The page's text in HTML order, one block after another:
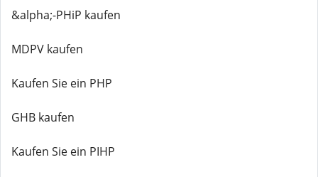
&alpha;-PHiP kaufen
MDPV kaufen
Kaufen Sie ein PHP
GHB kaufen
Kaufen Sie ein PIHP